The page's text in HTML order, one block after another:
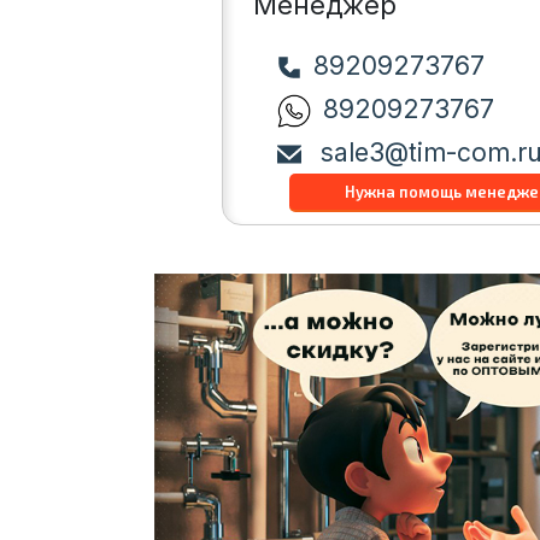
89209273767
89209273767
sale3@tim-